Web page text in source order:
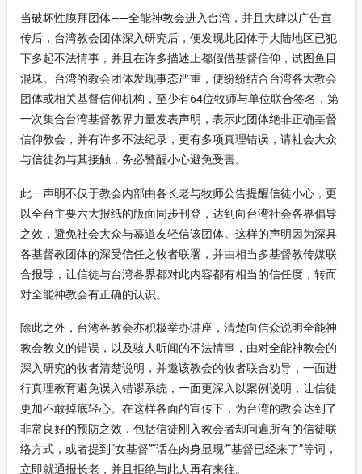
当破坏性膜拜团体——全能神教会进入台湾，并且大肆以广告宣
传后，台湾教会团体深入研究后，便发现此团体于大陆地区已犯
下多起不法情事，并且在许多描述上都假借基督信仰，试图鱼目
混珠。台湾的教会团体发现事态严重，便纷纷结合台湾各大教会
团体或相关基督信仰机构，至少有64位牧师与单位联合签名，第
一次集合台湾基督教界力量发表声明，表示此团体绝非正确基督
信仰教会，并有许多不法纪录，更有多项真理错误，请社会大众
与信徒勿与其接触，务必警醒小心避免受害。
此一声明不仅于教会内部由各长老与牧师公告提醒信徒小心，更
以全台主要六大报纸的版面同步刊登，达到向台湾社会各界倡导
之效，避免社会大众与慕道友轻信该团体。这样的声明因为深具
各基督教团体的深受信任之牧者联署，并由相当多基督教传媒联
合报导，让信徒与台湾各界都对此内容都有相当的信任度，转而
对全能神教会有正确的认识。
除此之外，台湾各教会亦积极举办讲座，清楚向信众说明全能神
教会教义的错误，以及骇人听闻的不法情事，由对全能神教会的
深入研究的牧者清楚说明，并邀该教会的牧者联合劝导，一面进
行真理教育避免误入错谬系统，一面更深入以案例说明，让信徒
更加不敢掉底轻心。在这样各面的宣传下，为台湾的教会达到了
非常良好的预防之效，包括信徒刚入教会者却问遍所有的信徒联
络方式，或者提到“女基督”“话在肉身显现”“基督已经来了”等词，
立即就通报长老，并且拒绝与此人再有来往。